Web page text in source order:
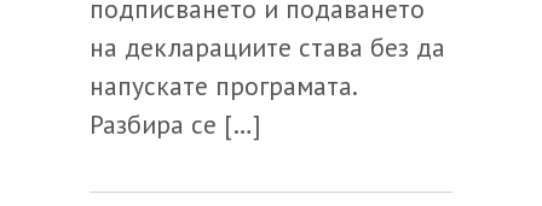
подписването и подаването
на декларациите става без да
напускате програмата.
Разбира се […]